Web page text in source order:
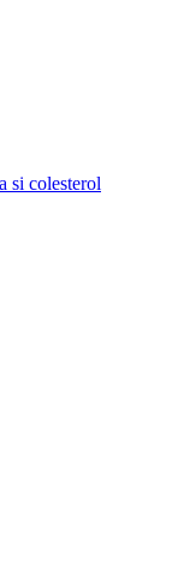
si colesterol